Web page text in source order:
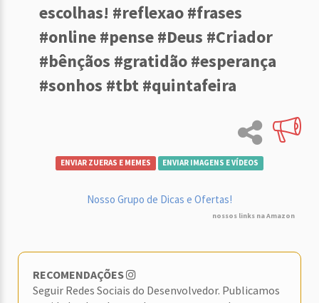
escolhas! #reflexao #frases
#online #pense #Deus #Criador
#bênçãos #gratidão #esperança
#sonhos #tbt #quintafeira
ENVIAR ZUERAS E MEMES ENVIAR IMAGENS E VÍDEOS
Nosso Grupo de Dicas e Ofertas!
nossos links na Amazon
RECOMENDAÇÕES
Seguir Redes Sociais do Desenvolvedor. Publicamos